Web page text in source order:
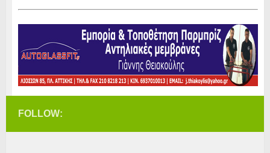
FOLLOW: